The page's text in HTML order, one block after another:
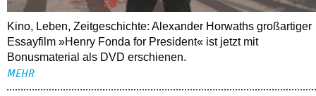
Kino, Leben, Zeitgeschichte: Alexander Horwaths großartiger
Essayfilm »Henry Fonda for President« ist jetzt mit
Bonusmaterial als DVD erschienen.
MEHR